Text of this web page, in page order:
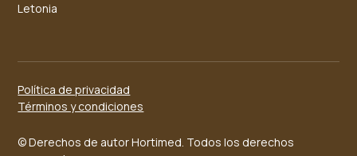
Letonia
© Derechos de autor Hortimed. Todos los derechos
Política de privacidad
Términos y condiciones